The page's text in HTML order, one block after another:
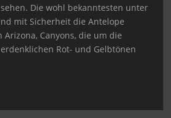
Die wohl bekanntesten unter
mit Sicherheit die Antelope
Arizona, Canyons, die um die
Rot- und Gelbtönen